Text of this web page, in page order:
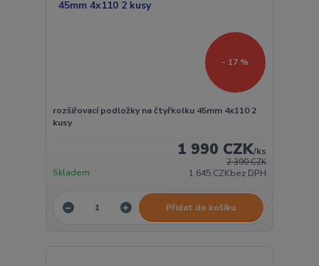
- 17 %
rozšiřovací podložky na čtyřkolku 45mm 4x110 2
kusy
2 390 CZK
1 990 CZK/ks
1 645 CZKbez DPH
Skladem
Přidat do košíku